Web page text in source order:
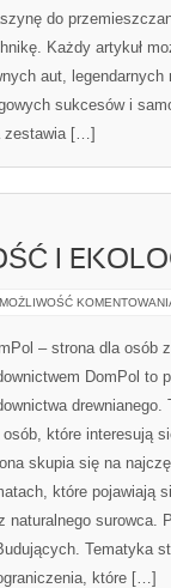
do
Każdy artykuł
aut, legendarnych
sukcesów i
zestawia […]
I
MOŻLIWOŚĆ
– strona dla osób
DomPol to
drewnianego.
osób, które interesują
skupia się na
które pojawiają
naturalnego surowca.
Tematyka
które […]